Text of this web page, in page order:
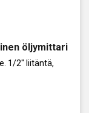
öljymittari
1/2" liitäntä,